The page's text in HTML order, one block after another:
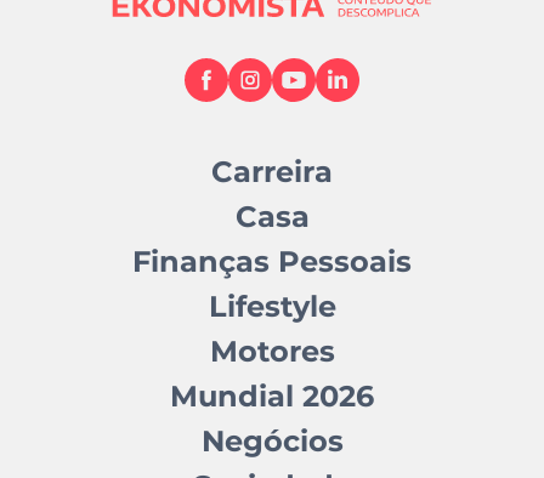
Carreira
Casa
Finanças Pessoais
Lifestyle
Motores
Mundial 2026
Negócios